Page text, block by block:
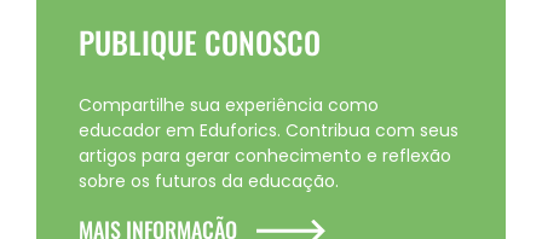
PUBLIQUE CONOSCO
Compartilhe sua experiência como
educador em Eduforics. Contribua com seus
artigos para gerar conhecimento e reflexão
sobre os futuros da educação.
MAIS INFORMAÇÃO